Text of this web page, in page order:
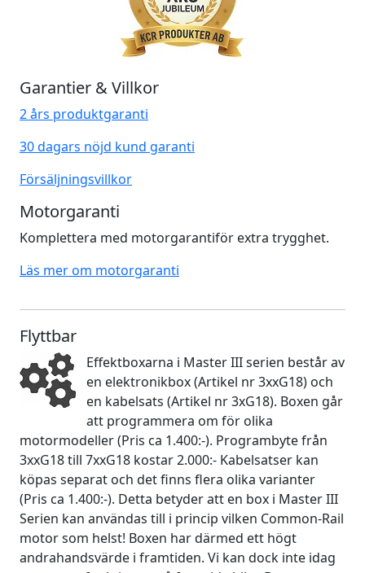
Garantier & Villkor
2 års produktgaranti
30 dagars nöjd kund garanti
Försäljningsvillkor
Motorgaranti
Komplettera med motorgarantiför extra trygghet.
Läs mer om motorgaranti
Flyttbar
Effektboxarna i Master III serien består av
en elektronikbox (Artikel nr 3xxG18) och
en kabelsats (Artikel nr 3xG18). Boxen går
att programmera om för olika
motormodeller (Pris ca 1.400:-). Programbyte från
3xxG18 till 7xxG18 kostar 2.000:- Kabelsatser kan
köpas separat och det finns flera olika varianter
(Pris ca 1.400:-). Detta betyder att en box i Master III
Serien kan användas till i princip vilken Common-Rail
motor som helst! Boxen har därmed ett högt
andrahandsvärde i framtiden. Vi kan dock inte idag